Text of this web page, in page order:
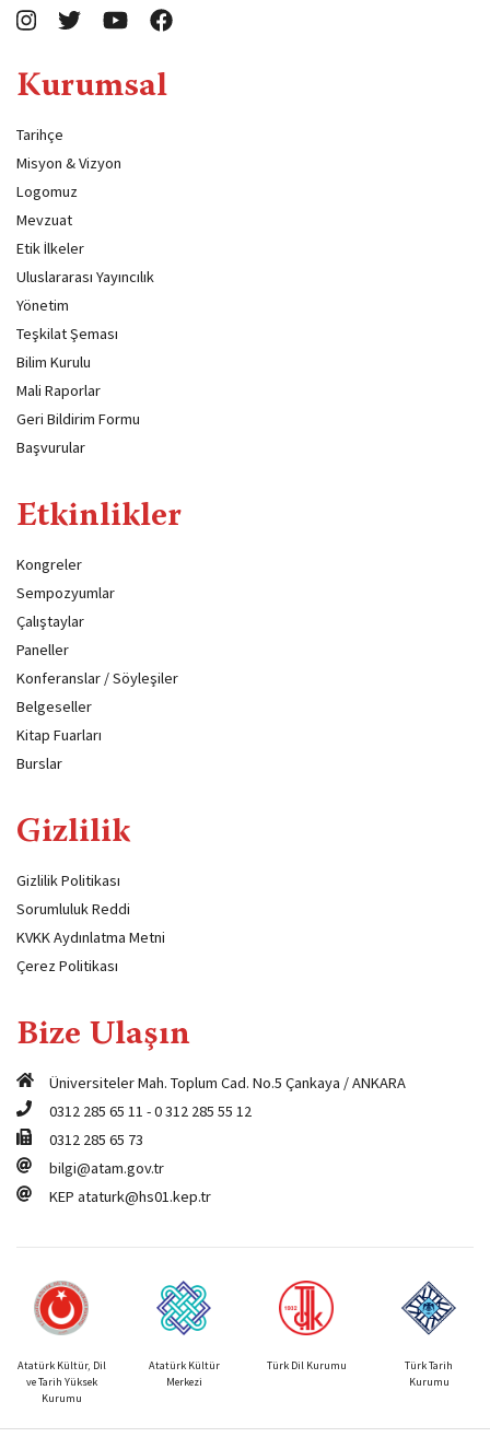
Kurumsal
Tarihçe
Misyon & Vizyon
Logomuz
Mevzuat
Etik İlkeler
Uluslararası Yayıncılık
Yönetim
Teşkilat Şeması
Bilim Kurulu
Mali Raporlar
Geri Bildirim Formu
Başvurular
Etkinlikler
Kongreler
Sempozyumlar
Çalıştaylar
Paneller
Konferanslar / Söyleşiler
Belgeseller
Kitap Fuarları
Burslar
Gizlilik
Gizlilik Politikası
Sorumluluk Reddi
KVKK Aydınlatma Metni
Çerez Politikası
Bize Ulaşın
Üniversiteler Mah. Toplum Cad. No.5 Çankaya / ANKARA
0312 285 65 11 -0 312 285 55 12
0312 285 65 73
bilgi@atam.gov.tr
KEP ataturk@hs01.kep.tr
Atatürk Kültür, Dil
ve Tarih Yüksek
Kurumu
Atatürk Kültür
Merkezi
Türk Dil Kurumu
Türk Tarih
Kurumu